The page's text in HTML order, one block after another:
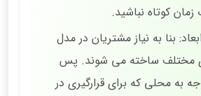
کوتاه نباشید.
بنا به نیاز مشتریان در مدل
مختلف ساخته می شوند. پس
به محلی که برای قرارگیری در